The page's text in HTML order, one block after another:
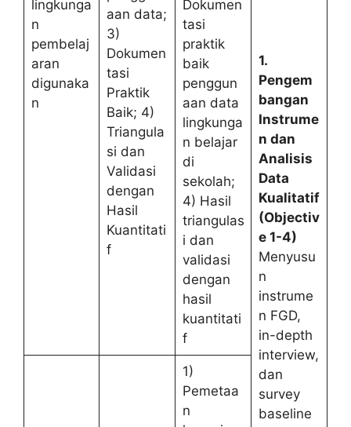
1.
Pengem
bangan
Instrume
n dan
Analisis
Data
Kualitatif
(Objectiv
e 1-4)
Menyusu
n
instrume
n FGD,
in-depth
interview,
dan
survey
baseline
lingkunga
n
pembelaj
aran
digunaka
n
aan data;
3)
Dokumen
tasi
Praktik
Baik; 4)
Triangula
si dan
Validasi
dengan
Hasil
Kuantitati
f
Dokumen
tasi
praktik
baik
penggun
aan data
lingkunga
n belajar
di
sekolah;
4) Hasil
triangulas
i dan
validasi
dengan
hasil
kuantitati
f
1)
Pemetaa
n